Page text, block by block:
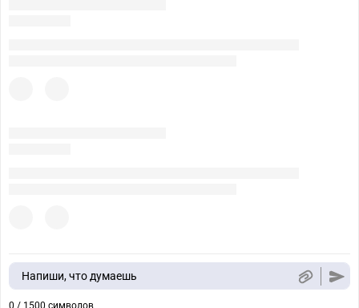
Напиши, что думаешь